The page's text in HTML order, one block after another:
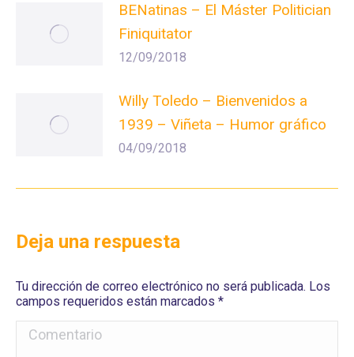
BENatinas – El Máster Politician
Finiquitator
12/09/2018
Willy Toledo – Bienvenidos a
1939 – Viñeta – Humor gráfico
04/09/2018
Deja una respuesta
Tu dirección de correo electrónico no será publicada. Los
campos requeridos están marcados *
Comentario